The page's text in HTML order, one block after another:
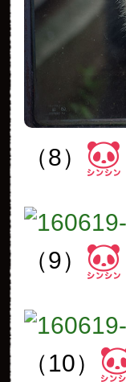
（8）
（9）
（10）